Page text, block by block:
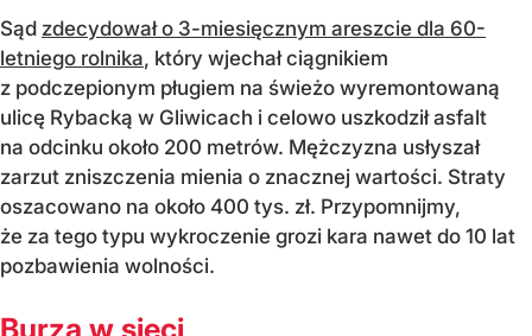
Sąd zdecydował o 3-miesięcznym areszcie dla 60-
letniego rolnika, który wjechał ciągnikiem
z podczepionym pługiem na świeżo wyremontowaną
ulicę Rybacką w Gliwicach i celowo uszkodził asfalt
na odcinku około 200 metrów. Mężczyzna usłyszał
zarzut zniszczenia mienia o znacznej wartości. Straty
oszacowano na około 400 tys. zł. Przypomnijmy,
że za tego typu wykroczenie grozi kara nawet do 10 lat
pozbawienia wolności.
Burza w sieci